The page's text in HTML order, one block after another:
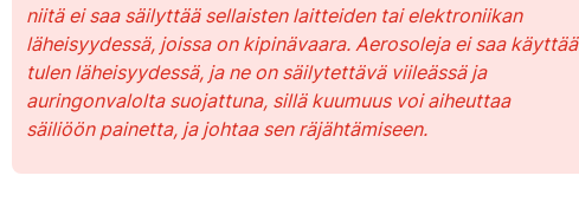
niitä ei saa säilyttää sellaisten laitteiden tai elektroniikan
läheisyydessä, joissa on kipinävaara. Aerosoleja ei saa käyttää
tulen läheisyydessä, ja ne on säilytettävä viileässä ja
auringonvalolta suojattuna, sillä kuumuus voi aiheuttaa
säiliöön painetta, ja johtaa sen räjähtämiseen.